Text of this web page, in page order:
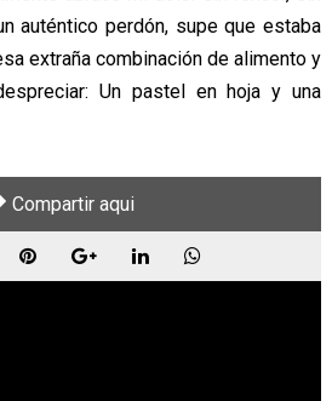
auténtico perdón, supe que estaba
extraña combinación de alimento y
Un pastel en hoja y una
Compartir aqui